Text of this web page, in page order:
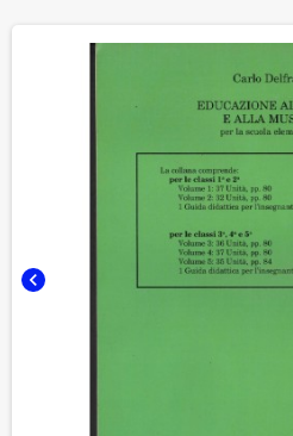
chevron_left